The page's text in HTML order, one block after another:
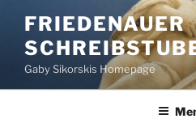
Inhalt
springen
FRIEDENAUER
Gaby Sikorskis Homepage